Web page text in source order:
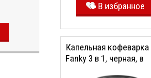
В избранное
Капельная кофеварка
Fanky 3 в 1, черная, в